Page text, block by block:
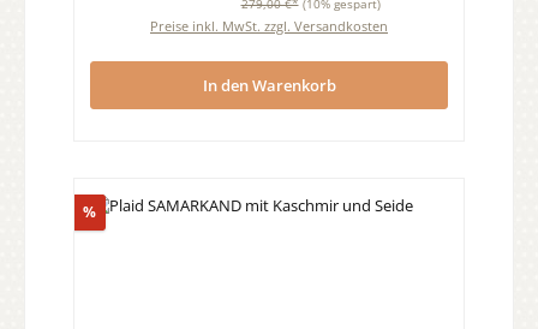
279,00 €* (10% gespart)
Preise inkl. MwSt. zzgl. Versandkosten
In den Warenkorb
%Rabatt